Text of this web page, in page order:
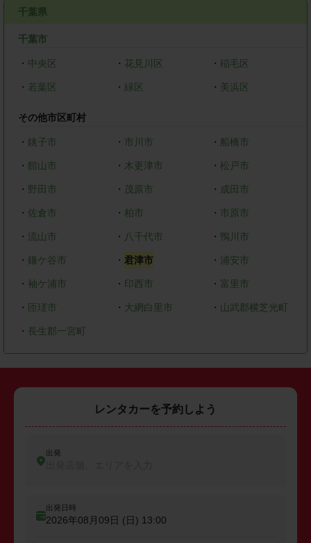
千葉県
千葉市
・ 中央区 ・ 花見川区 ・稲毛区
・ 若葉区 ・ 緑区 ・ 美浜区
その他市区町村
・ 銚子市 ・ 市川市 ・ 船橋市
・ 館山市 ・ 木更津市 ・松戸市
・ 野田市 ・ 茂原市 ・ 成田市
・ 佐倉市 ・ 柏市 ・ 市原市
・ 流山市 ・ 八千代市 ・ 鴨川市
・ 鎌ケ谷市 ・ 君津市 ・ 浦安市
・ 袖ケ浦市 ・ 印西市 ・ 富里市
・ 匝瑳市 ・ 大網白里市 ・ 山武郡横芝光町
・ 長生郡一宮町
レンタカーを予約しよう
出発
出発日時
2026年08月09日 (日) 13:00